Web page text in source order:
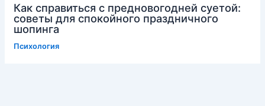
Как справиться с предновогодней суетой:
советы для спокойного праздничного
шопинга
Психология